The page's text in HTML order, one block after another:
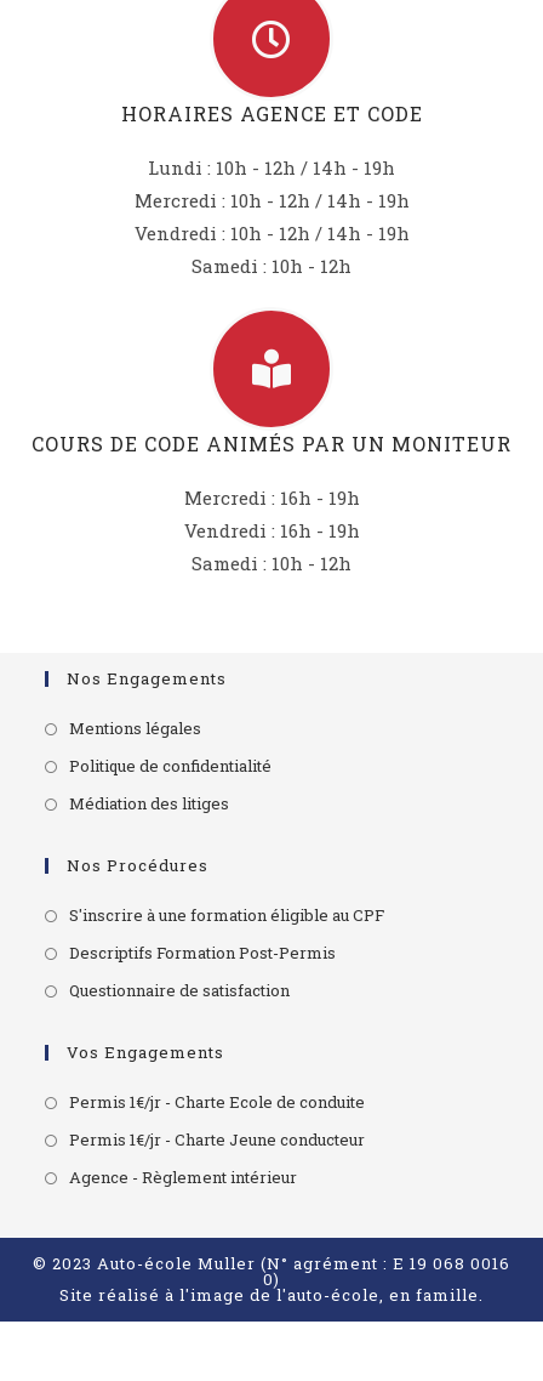
HORAIRES AGENCE ET CODE
Lundi : 10h - 12h / 14h - 19h
Mercredi : 10h - 12h / 14h - 19h
Vendredi : 10h - 12h / 14h - 19h
Samedi : 10h - 12h
COURS DE CODE ANIMÉS PAR UN MONITEUR
Mercredi : 16h - 19h
Vendredi : 16h - 19h
Samedi : 10h - 12h
Nos Engagements
Mentions légales
Politique de confidentialité
Médiation des litiges
Nos Procédures
S'inscrire à une formation éligible au CPF
Descriptifs Formation Post-Permis
Questionnaire de satisfaction
Vos Engagements
Permis 1€/jr - Charte Ecole de conduite
Permis 1€/jr - Charte Jeune conducteur
Agence - Règlement intérieur
© 2023 Auto-école Muller (N° agrément : E 19 068 0016
0)
Site réalisé à l'image de l'auto-école, en famille.